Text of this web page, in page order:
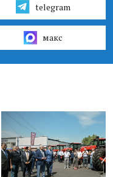
telegram
макс